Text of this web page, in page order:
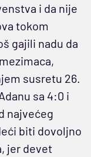
i da nije
tokom
gajili nadu da
susretu 26.
sa 4:0 i
najvećeg
biti dovoljno
jer devet